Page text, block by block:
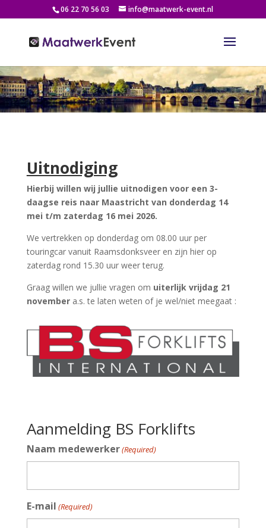
06 22 70 56 03 info@maatwerk-event.nl
Uitnodiging
Hierbij willen wij jullie uitnodigen voor een 3-
daagse reis naar Maastricht van donderdag 14
mei t/m zaterdag 16 mei 2026.
We vertrekken op donderdag om 08.00 uur per
touringcar vanuit Raamsdonksveer en zijn hier op
zaterdag rond 15.30 uur weer terug.
Graag willen we jullie vragen om uiterlijk vrijdag 21
novembera.s. te laten weten of je wel/niet meegaat :
Aanmelding BS Forklifts
Naam medewerker(Required)
E-mail (Required)